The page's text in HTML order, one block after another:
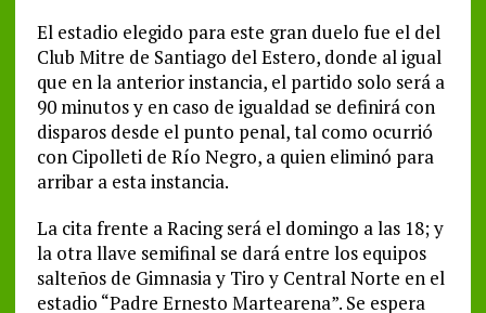
El estadio elegido para este gran duelo fue el del
Club Mitre de Santiago del Estero, donde al igual
que en la anterior instancia, el partido solo será a
90 minutos y en caso de igualdad se definirá con
disparos desde el punto penal, tal como ocurrió
con Cipolleti de Río Negro, a quien eliminó para
arribar a esta instancia.
La cita frente a Racing será el domingo a las 18; y
la otra llave semifinal se dará entre los equipos
salteños de Gimnasia y Tiro y Central Norte en el
estadio “Padre Ernesto Martearena”. Se espera